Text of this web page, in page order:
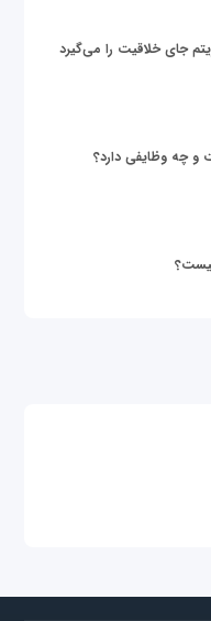
جای خلاقیت را می‌گیرد
و چه وظایفی دارد؟